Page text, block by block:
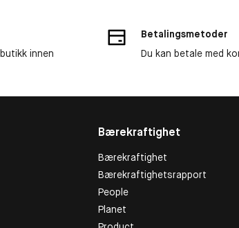
innen
Betalingsmetoder
Du kan betale med
Bærekraftighet
Bærekraftighet
Bærekraftighetsrapport
People
Planet